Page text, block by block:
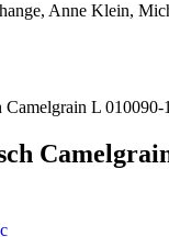
Anne Klein,
L 010090-